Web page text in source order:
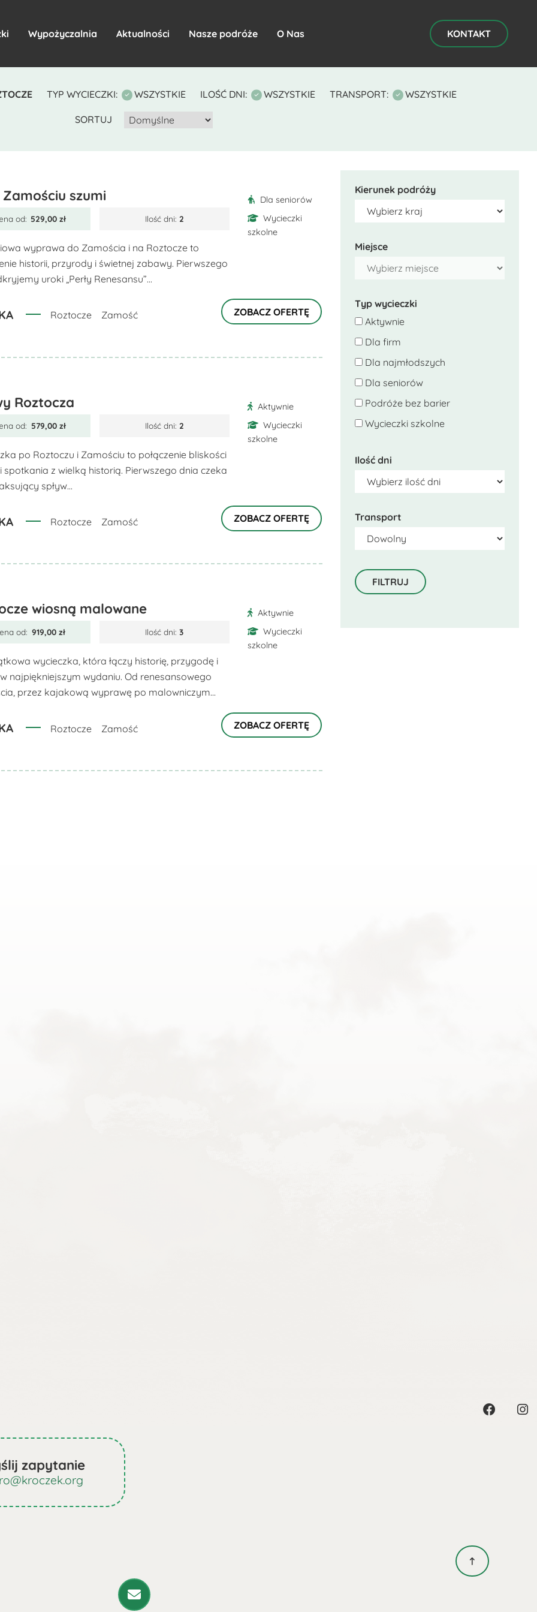
Wypożyczalnia Aktualności Nasze podróże O Nas KONTAKT
TYP WYCIECZKI: WSZYSTKIE ILOŚĆ DNI: WSZYSTKIE TRANSPORT: WSZYSTKIE
SORTUJ
Kierunek podróży
Miejsce
Typ wycieczki
Aktywnie
Dla firm
Dla najmłodszych
Dla seniorów
Podróże bez barier
Wycieczki szkolne
Ilość dni
Transport
Zamościu szumi
od: 529,00zł Ilość dni: 2
wyprawa do Zamościa i na Roztocze to
historii, przyrody i świetnej zabawy. Pierwszego
uroki „Perły Renesansu”...
Roztocze Zamość
Dla seniorów
Wycieczki
szkolne
ZOBACZ OFERTĘ
Roztocza
od: 579,00 zł Ilość dni: 2
po Roztoczu i Zamościu to połączenie bliskości
spotkania z wielką historią. Pierwszego dnia czeka
spływ...
Roztocze Zamość
Aktywnie
Wycieczki
szkolne
ZOBACZ OFERTĘ
wiosną malowane
od: 919,00 zł Ilość dni:3
wycieczka, która łączy historię, przygodę i
najpiękniejszym wydaniu. Od renesansowego
przez kajakową wyprawę po malowniczym...
Roztocze Zamość
Aktywnie
Wycieczki
szkolne
ZOBACZ OFERTĘ
zapytanie